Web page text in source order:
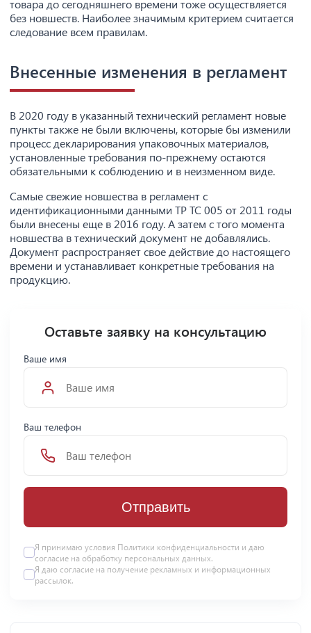
товара до сегодняшнего времени тоже осуществляется
без новшеств. Наиболее значимым критерием считается
следование всем правилам.
Внесенные изменения в регламент
В 2020 году в указанный технический регламент новые
пункты также не были включены, которые бы изменили
процесс декларирования упаковочных материалов,
установленные требования по-прежнему остаются
обязательными к соблюдению и в неизменном виде.
Самые свежие новшества в регламент с
идентификационными данными ТР ТС 005 от 2011 годы
были внесены еще в 2016 году. А затем с того момента
новшества в технический документ не добавлялись.
Документ распространяет свое действие до настоящего
времени и устанавливает конкретные требования на
продукцию.
Оставьте заявку на консультацию
Ваше имя
Ваш телефон
Отправить
Я принимаю условия Политики конфиденциальности и даю
согласие на обработку персональных данных.
Я даю согласие на получение рекламных и информационных
рассылок.